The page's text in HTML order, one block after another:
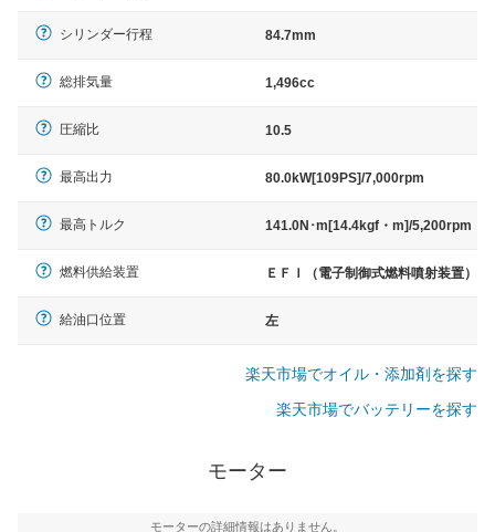
シリンダー行程 84.7mm
総排気量 1,496cc
圧縮比 10.5
最高出力 80.0kW[109PS]/7,000rpm
最高トルク 141.0N･m[14.4kgf・m]/5,200rpm
燃料供給装置 ＥＦＩ（電子制御式燃料噴射装置）
給油口位置 左
楽天市場でオイル・添加剤を探す
楽天市場でバッテリーを探す
モーター
モーターの詳細情報はありません。